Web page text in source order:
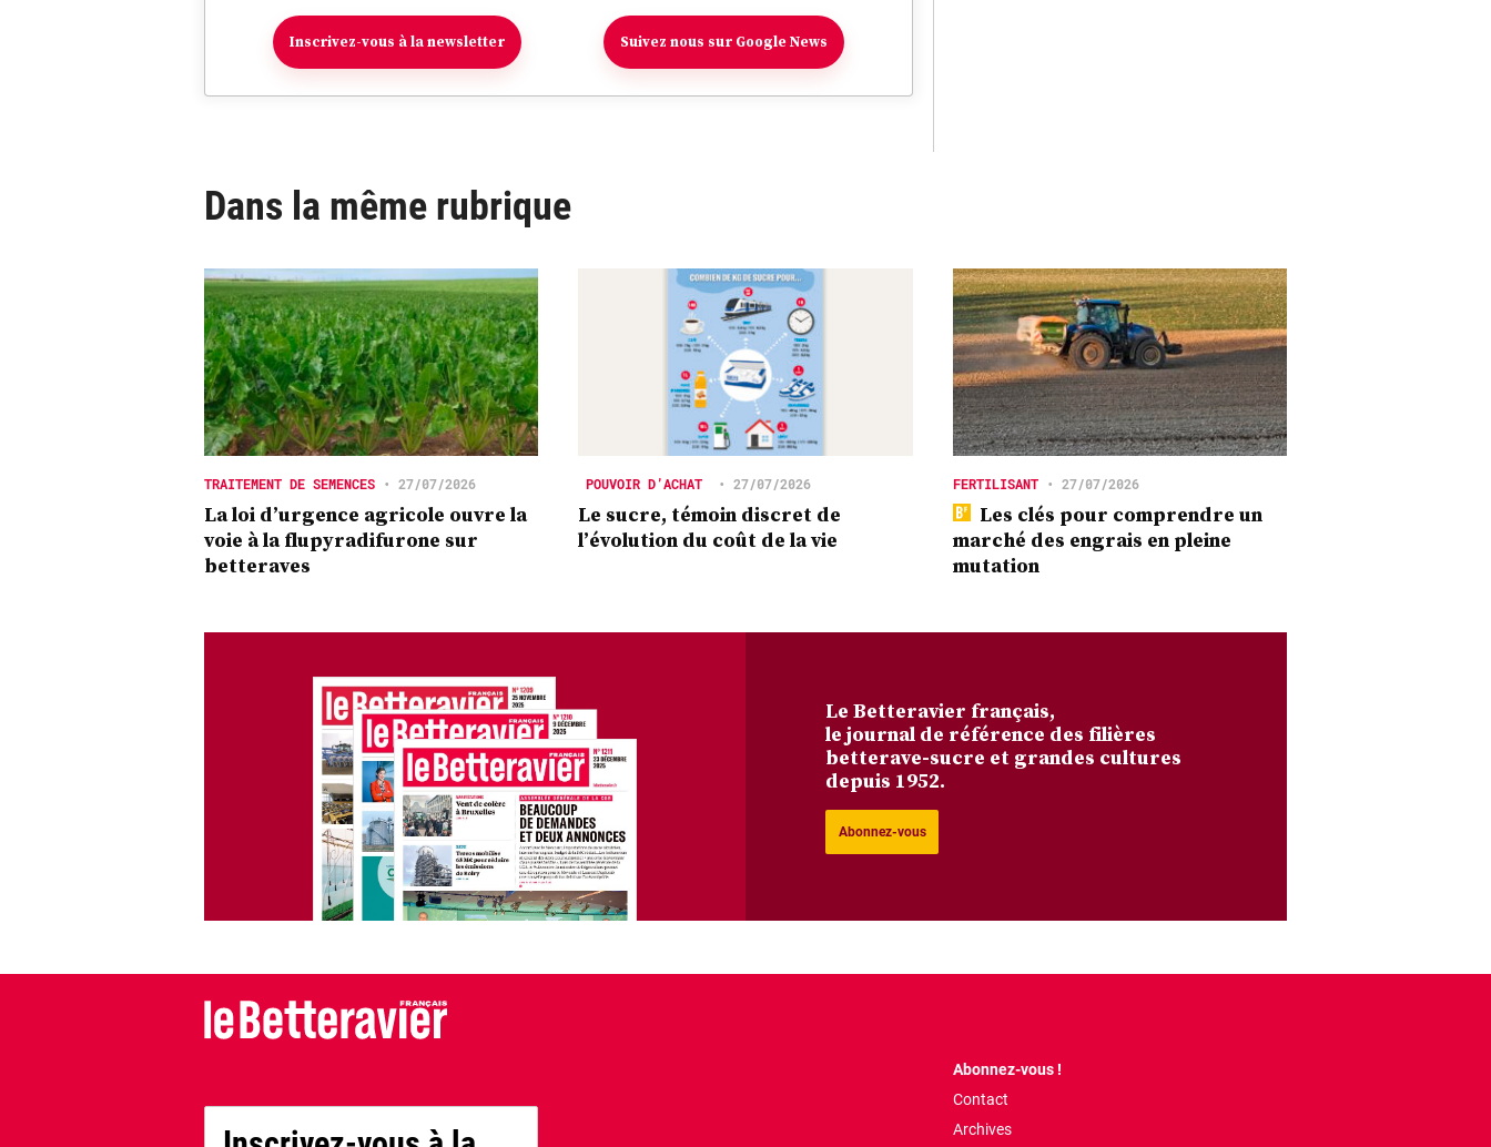
Inscrivez-vous à la newsletter Suivez nous sur Google News
Dans la même rubrique
TRAITEMENT DE SEMENCES • 27/07/2026
La loi d’urgence agricole ouvre la
voie à la flupyradifurone sur
betteraves
POUVOIR D’ACHAT • 27/07/2026
Le sucre, témoin discret de
l’évolution du coût de la vie
FERTILISANT • 27/07/2026
Les clés pour comprendre un
marché des engrais en pleine
mutation
Le Betteravier français,
le journal de référence des filières
betterave-sucre et grandes cultures
depuis 1952.
Abonnez-vous
Abonnez-vous !
Contact
Archives